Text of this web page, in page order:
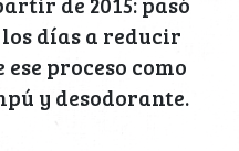
días a reducir
proceso como
y desodorante.